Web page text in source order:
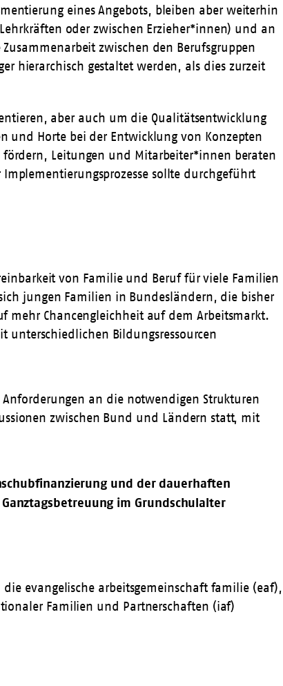
eines Angebots, bleiben aber weiterhin
oder zwischen Erzieher*innen) und an
zwischen den Berufsgruppen
hierarchisch gestaltet werden, als dies zurzeit
aber auch um die Qualitätsentwicklung
und Horte bei der Entwicklung von Konzepten
fördern, Leitungen und Mitarbeiter*innen beraten
sollte durchgeführt
von Familie und Beruf für viele Familien
jungen Familien in Bundesländern, die bisher
mehr Chancengleichheit auf dem Arbeitsmarkt.
unterschiedlichen Bildungsressourcen
Anforderungen an die notwendigen Strukturen
zwischen Bund und Ländern statt, mit
und der dauerhaften
im Grundschulalter
die evangelische arbeitsgemeinschaft familie (eaf),
Familien und Partnerschaften (iaf)